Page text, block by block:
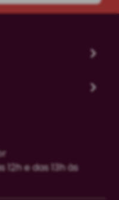
12h e das 13h às